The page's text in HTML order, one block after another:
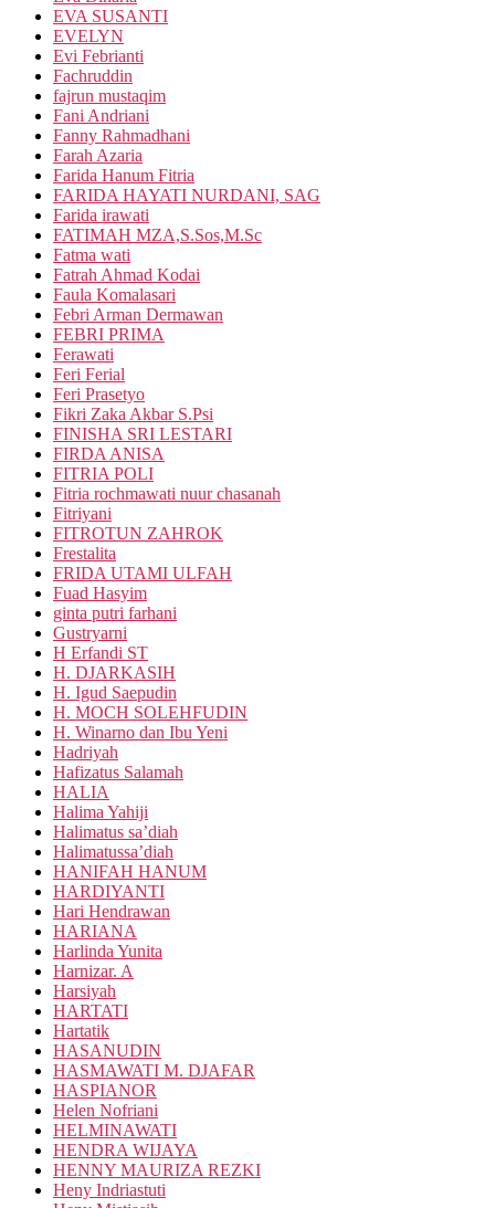
EVA SUSANTI
EVELYN
Evi Febrianti
Fachruddin
fajrun mustaqim
Fani Andriani
Fanny Rahmadhani
Farah Azaria
Farida Hanum Fitria
FARIDA HAYATI NURDANI, SAG
Farida irawati
FATIMAH MZA,S.Sos,M.Sc
Fatma wati
Fatrah Ahmad Kodai
Faula Komalasari
Febri Arman Dermawan
FEBRI PRIMA
Ferawati
Feri Ferial
Feri Prasetyo
Fikri Zaka Akbar S.Psi
FINISHA SRI LESTARI
FIRDA ANISA
FITRIA POLI
Fitria rochmawati nuur chasanah
Fitriyani
FITROTUN ZAHROK
Frestalita
FRIDA UTAMI ULFAH
Fuad Hasyim
ginta putri farhani
Gustryarni
H Erfandi ST
H. DJARKASIH
H. Igud Saepudin
H. MOCH SOLEHFUDIN
H. Winarno dan Ibu Yeni
Hadriyah
Hafizatus Salamah
HALIA
Halima Yahiji
Halimatus sa’diah
Halimatussa’diah
HANIFAH HANUM
HARDIYANTI
Hari Hendrawan
HARIANA
Harlinda Yunita
Harnizar. A
Harsiyah
HARTATI
Hartatik
HASANUDIN
HASMAWATI M. DJAFAR
HASPIANOR
Helen Nofriani
HELMINAWATI
HENDRA WIJAYA
HENNY MAURIZA REZKI
Heny Indriastuti